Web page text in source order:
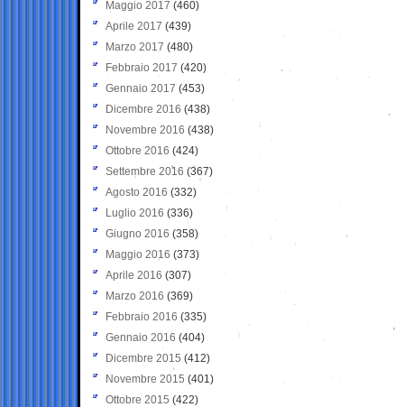
Maggio 2017 (460)
Aprile 2017 (439)
Marzo 2017 (480)
Febbraio 2017 (420)
Gennaio 2017 (453)
Dicembre 2016 (438)
Novembre 2016 (438)
Ottobre 2016 (424)
Settembre 2016 (367)
Agosto 2016 (332)
Luglio 2016 (336)
Giugno 2016 (358)
Maggio 2016 (373)
Aprile 2016 (307)
Marzo 2016 (369)
Febbraio 2016 (335)
Gennaio 2016 (404)
Dicembre 2015 (412)
Novembre 2015 (401)
Ottobre 2015 (422)